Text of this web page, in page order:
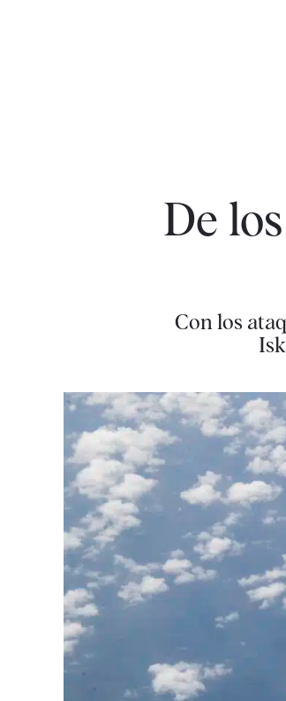
De
Con los